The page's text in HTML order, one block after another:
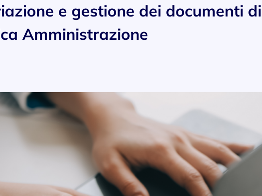
e gestione dei documenti
Amministrazione